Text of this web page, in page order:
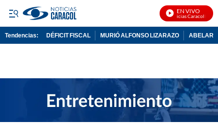
EN VIVO
Noticias Caracol En
Tendencias: DÉFICIT FISCAL MURIÓ ALFONSO LIZARAZO